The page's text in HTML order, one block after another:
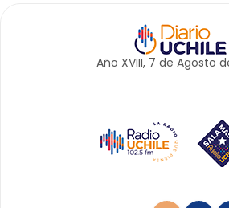
Año XVIII, 7 de Agosto